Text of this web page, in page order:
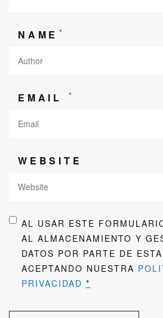
NAME *
EMAIL *
WEBSITE
AL USAR ESTE
AL ALMACENAMIENTO Y
DATOS POR PARTE DE
ACEPTANDO NUESTRA
PRIVACIDAD *